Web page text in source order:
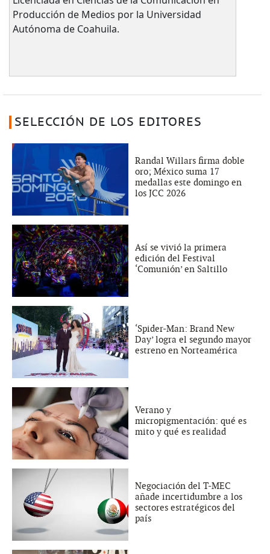
Producción de Medios por la Universidad
Autónoma de Coahuila.
SELECCIÓN DE LOS EDITORES
Randal Willars firma doble
oro; México suma 17
medallas este domingo en
los JCC 2026
Así se vivió la primera
edición del Festival
‘Comunión’ en Saltillo
‘Spider-Man: Brand New
Day’ logra el segundo mayor
estreno en Norteamérica
Verano y
micropigmentación: qué es
mito y qué es realidad
Negociación del T-MEC
añade incertidumbre a los
sectores estratégicos del
país